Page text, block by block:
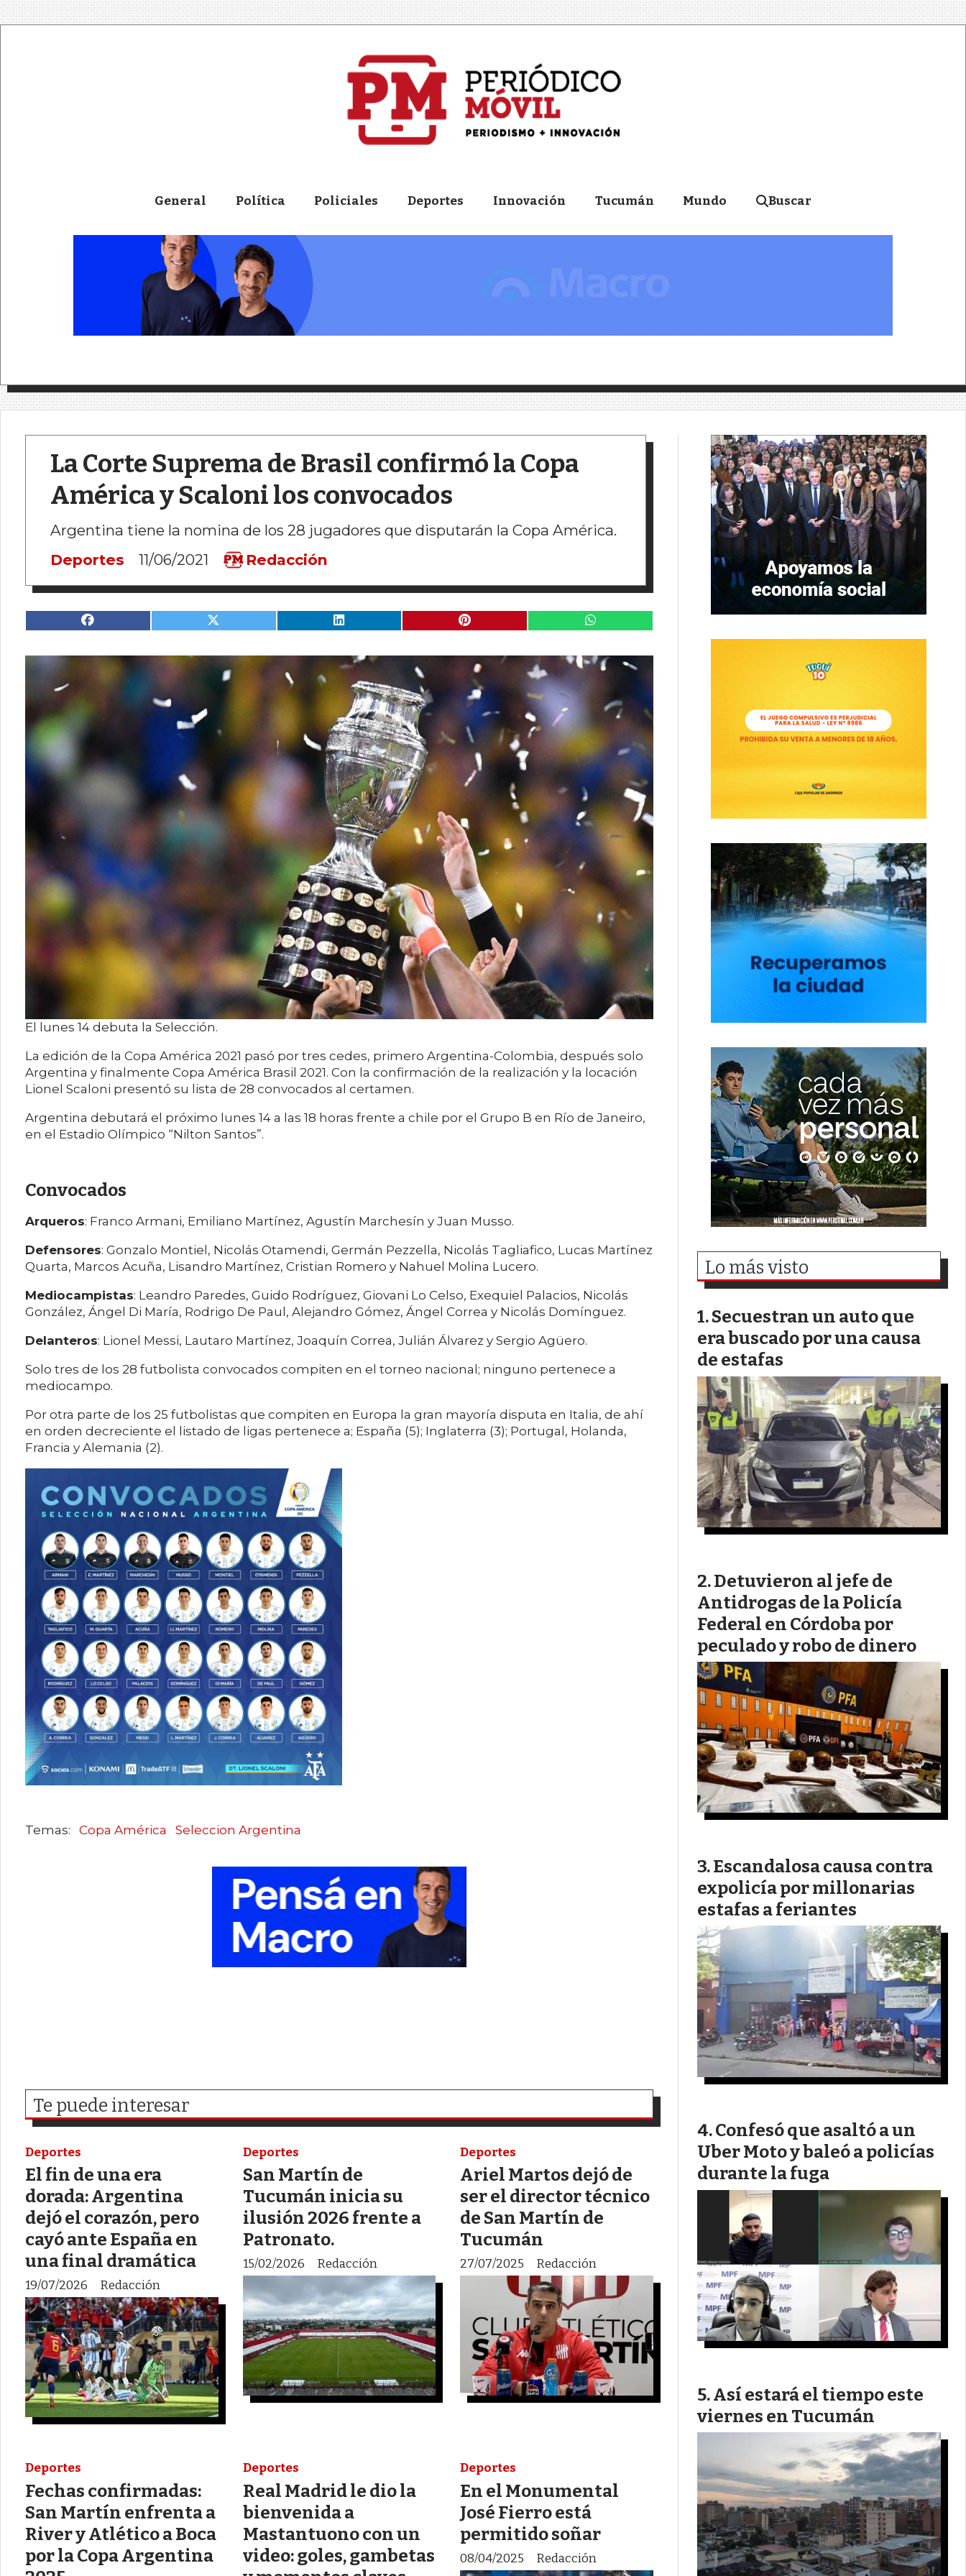
General Política Policiales Deportes Innovación Tucumán Mundo Buscar
La Corte Suprema de Brasil confirmó la Copa
América y Scaloni los convocados
Argentina tiene la nomina de los 28 jugadores que disputarán la Copa América.
Deportes
11/06/2021 Redacción
El lunes 14 debuta la Selección.
La edición de la Copa América 2021 pasó por tres cedes, primero Argentina-Colombia, después solo
Argentina y finalmente Copa América Brasil 2021. Con la confirmación de la realización y la locación
Lionel Scaloni presentó su lista de 28 convocados al certamen.
Argentina debutará el próximo lunes 14 a las 18 horas frente a chile por el Grupo B en Río de Janeiro,
en el Estadio Olímpico “Nilton Santos”.
Convocados
Arqueros: Franco Armani, Emiliano Martínez, Agustín Marchesín y Juan Musso.
Defensores: Gonzalo Montiel, Nicolás Otamendi, Germán Pezzella, Nicolás Tagliafico, Lucas Martínez
Quarta, Marcos Acuña, Lisandro Martínez, Cristian Romero y Nahuel Molina Lucero.
Mediocampistas: Leandro Paredes, Guido Rodríguez, Giovani Lo Celso, Exequiel Palacios, Nicolás
González, Ángel Di María, Rodrigo De Paul, Alejandro Gómez, Ángel Correa y Nicolás Domínguez.
Delanteros: Lionel Messi, Lautaro Martínez, Joaquín Correa, Julián Álvarez y Sergio Agüero.
Solo tres de los 28 futbolista convocados compiten en el torneo nacional; ninguno pertenece a
mediocampo.
Por otra parte de los 25 futbolistas que compiten en Europa la gran mayoría disputa en Italia, de ahí
en orden decreciente el listado de ligas pertenece a; España (5); Inglaterra (3); Portugal, Holanda,
Francia y Alemania (2).
Copa América Seleccion Argentina
Te puede interesar
El fin de una era
dorada: Argentina
dejó el corazón, pero
cayó ante España en
una final dramática
Redacción
Deportes
19/07/2026
San Martín de
Tucumán inicia su
ilusión 2026 frente a
Patronato.
Redacción
Deportes
15/02/2026
Ariel Martos dejó de
ser el director técnico
de San Martín de
Tucumán
Redacción
Deportes
27/07/2025
Fechas confirmadas:
San Martín enfrenta a
River y Atlético a Boca
por la Copa Argentina
Deportes
Real Madrid le dio la
bienvenida a
Mastantuono con un
video: goles, gambetas
Deportes
En el Monumental
José Fierro está
permitido soñar
Redacción
Deportes
08/04/2025
Lo más visto
Secuestran un auto que
era buscado por una causa
de estafas
Detuvieron al jefe de
Antidrogas de la Policía
Federal en Córdoba por
peculado y robo de dinero
Escandalosa causa contra
expolicía por millonarias
estafas a feriantes
Confesó que asaltó a un
Uber Moto y baleó a policías
durante la fuga
Así estará el tiempo este
viernes en Tucumán